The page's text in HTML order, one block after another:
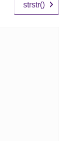
strstr()